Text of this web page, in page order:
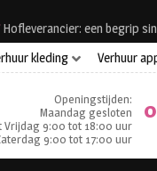
Hofleverancier: een begrip
kleding Verhuur
Openingstijden:
Maandag gesloten
Vrijdag 9:00 tot 18:00 uur
9:00 tot 17:00 uur